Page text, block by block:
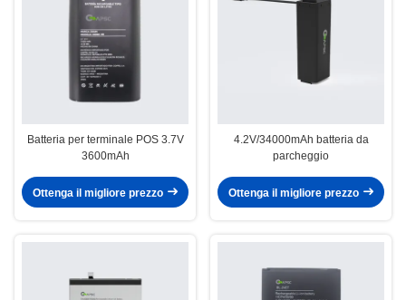
Batteria per terminale POS 3.7V
3600mAh
Ottenga il migliore prezzo
4.2V/34000mAh batteria da
parcheggio
Ottenga il migliore prezzo